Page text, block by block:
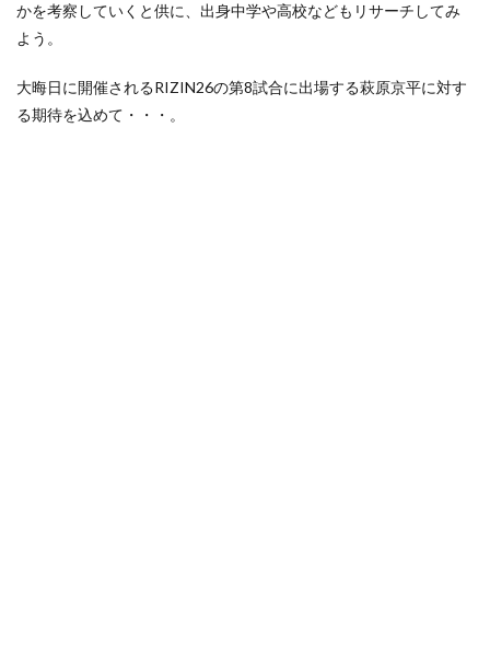
かを考察していくと供に、出身中学や高校などもリサーチしてみ
よう。
大晦日に開催されるRIZIN26の第8試合に出場する萩原京平に対す
る期待を込めて・・・。